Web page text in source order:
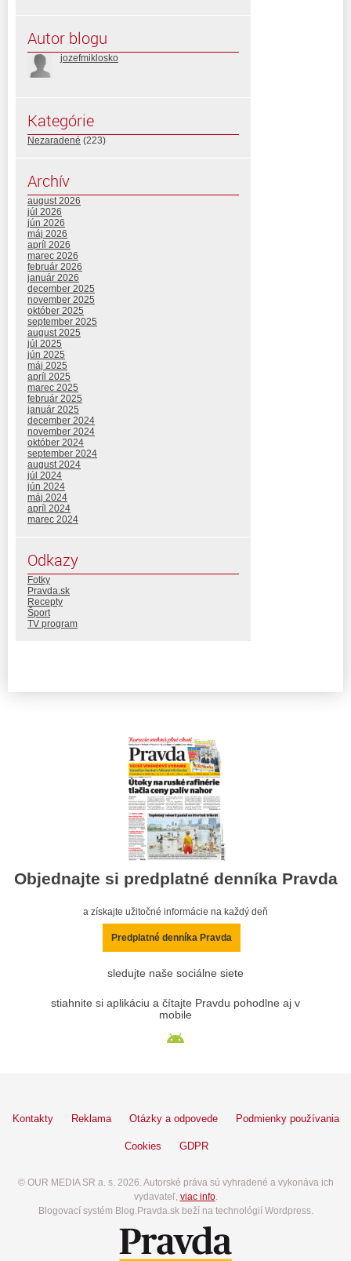
Autor blogu
jozefmiklosko
Kategórie
Nezaradené (223)
Archív
august 2026
júl 2026
jún 2026
máj 2026
apríl 2026
marec 2026
február 2026
január 2026
december 2025
november 2025
október 2025
september 2025
august 2025
júl 2025
jún 2025
máj 2025
apríl 2025
marec 2025
február 2025
január 2025
december 2024
november 2024
október 2024
september 2024
august 2024
júl 2024
jún 2024
máj 2024
apríl 2024
marec 2024
Odkazy
Fotky
Pravda.sk
Recepty
Šport
TV program
Objednajte si predplatné denníka Pravda
a získajte užitočné informácie na každý deň
Predplatné denníka Pravda
sledujte naše sociálne siete
stiahnite si aplikáciu a čítajte Pravdu pohodlne aj v
mobile
Kontakty Reklama Otázky a odpovede Podmienky používania
Cookies GDPR
© OUR MEDIA SR a. s. 2026. Autorské práva sú vyhradené a vykonáva ich
vydavateľ, viac info.
Blogovací systém Blog.Pravda.sk beží na technológií Wordpress.